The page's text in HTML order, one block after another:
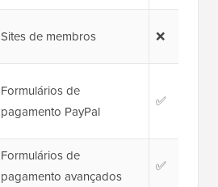
Sites de membros ❌
Formulários de
pagamento PayPal
✅
Formulários de
pagamento avançados
✅